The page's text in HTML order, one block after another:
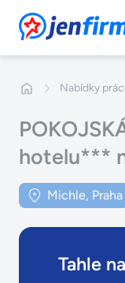
JenFirmy.cz
Nabídky
hotelu***
Michle, Praha
Tahle